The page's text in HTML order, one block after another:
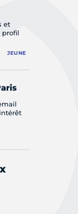
et
profil
JEUNE